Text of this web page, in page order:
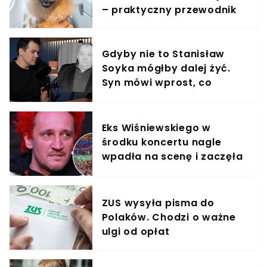
– praktyczny przewodnik
Gdyby nie to Stanisław
Soyka mógłby dalej żyć.
Syn mówi wprost, co
Eks Wiśniewskiego w
środku koncertu nagle
wpadła na scenę i zaczęła
ZUS wysyła pisma do
Polaków. Chodzi o ważne
ulgi od opłat